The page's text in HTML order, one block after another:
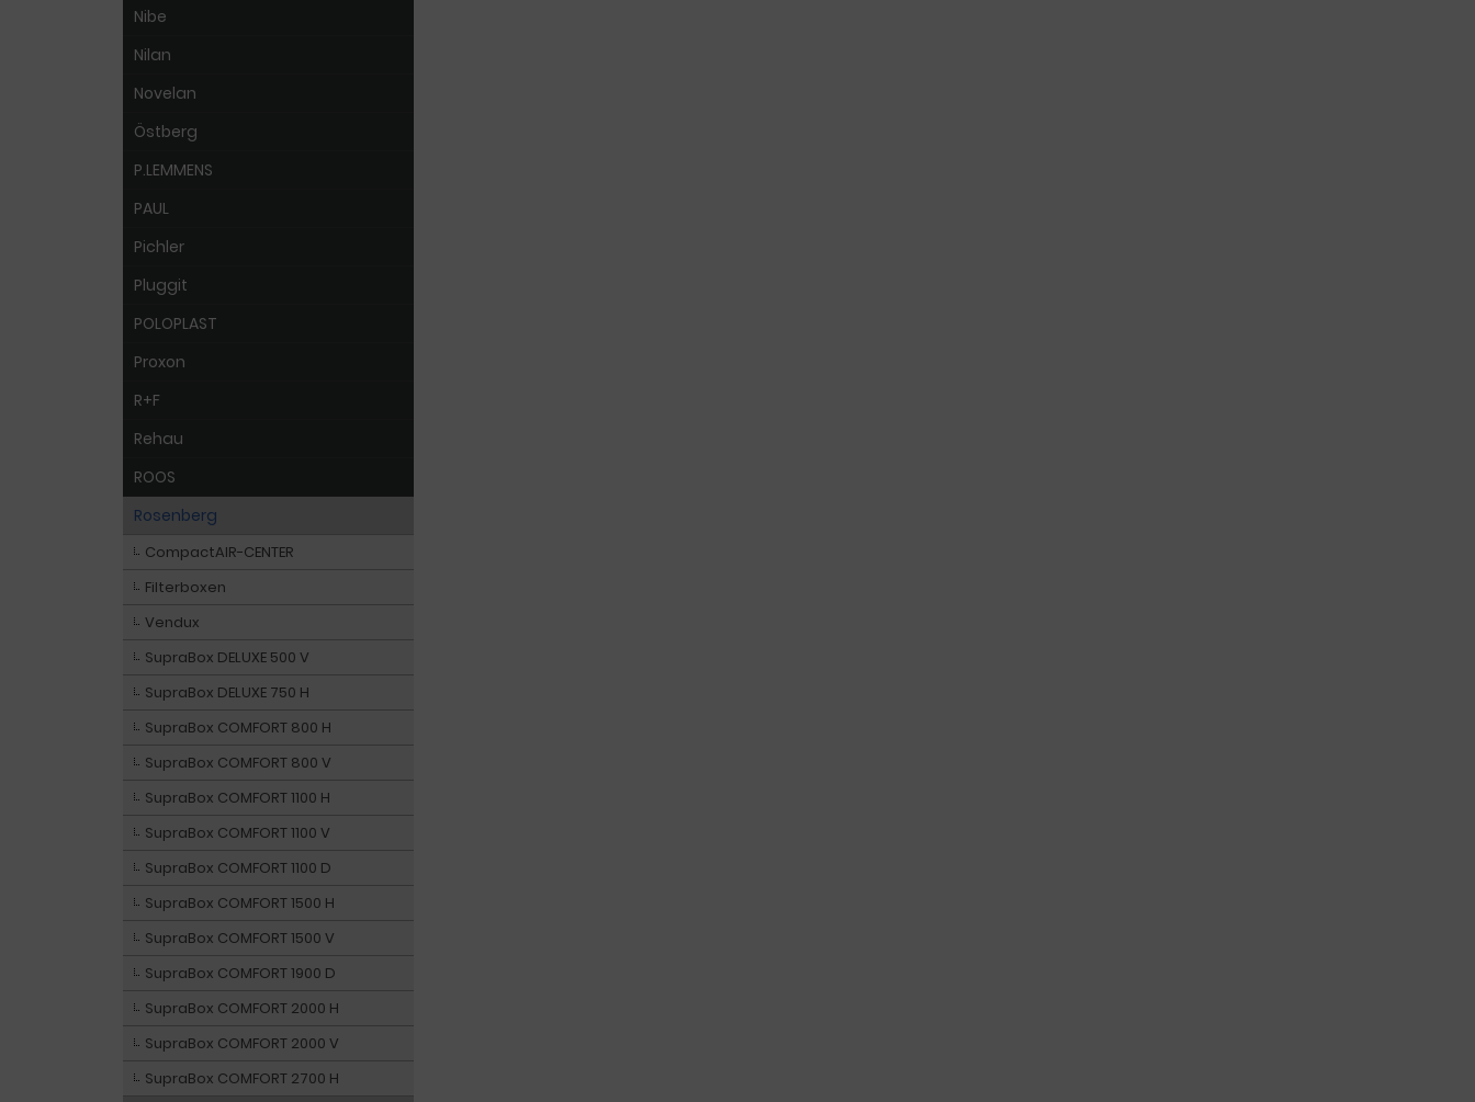
Nibe
Nilan
Novelan
Östberg
P.LEMMENS
PAUL
Pichler
Pluggit
POLOPLAST
Proxon
R+F
Rehau
ROOS
Rosenberg
CompactAIR-CENTER
Filterboxen
Vendux
SupraBox DELUXE 500 V
SupraBox DELUXE 750 H
SupraBox COMFORT 800 H
SupraBox COMFORT 800 V
SupraBox COMFORT 1100 H
SupraBox COMFORT 1100 V
SupraBox COMFORT 1100 D
SupraBox COMFORT 1500 H
SupraBox COMFORT 1500 V
SupraBox COMFORT 1900 D
SupraBox COMFORT 2000 H
SupraBox COMFORT 2000 V
SupraBox COMFORT 2700 H